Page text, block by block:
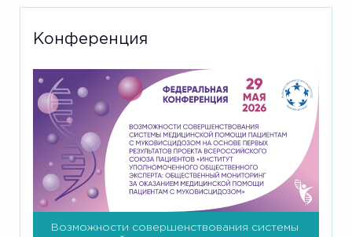
Конференция
Возможности совершенствования системы